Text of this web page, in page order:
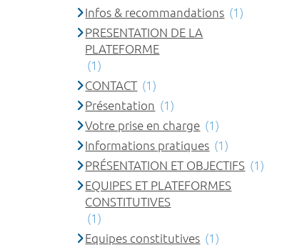
Infos & recommandations (1)
PRESENTATION DE LA
PLATEFORME
(1)
CONTACT (1)
Présentation (1)
Votre prise en charge (1)
Informations pratiques (1)
PRÉSENTATION ET OBJECTIFS (1)
EQUIPES ET PLATEFORMES
CONSTITUTIVES
(1)
Equipes constitutives (1)